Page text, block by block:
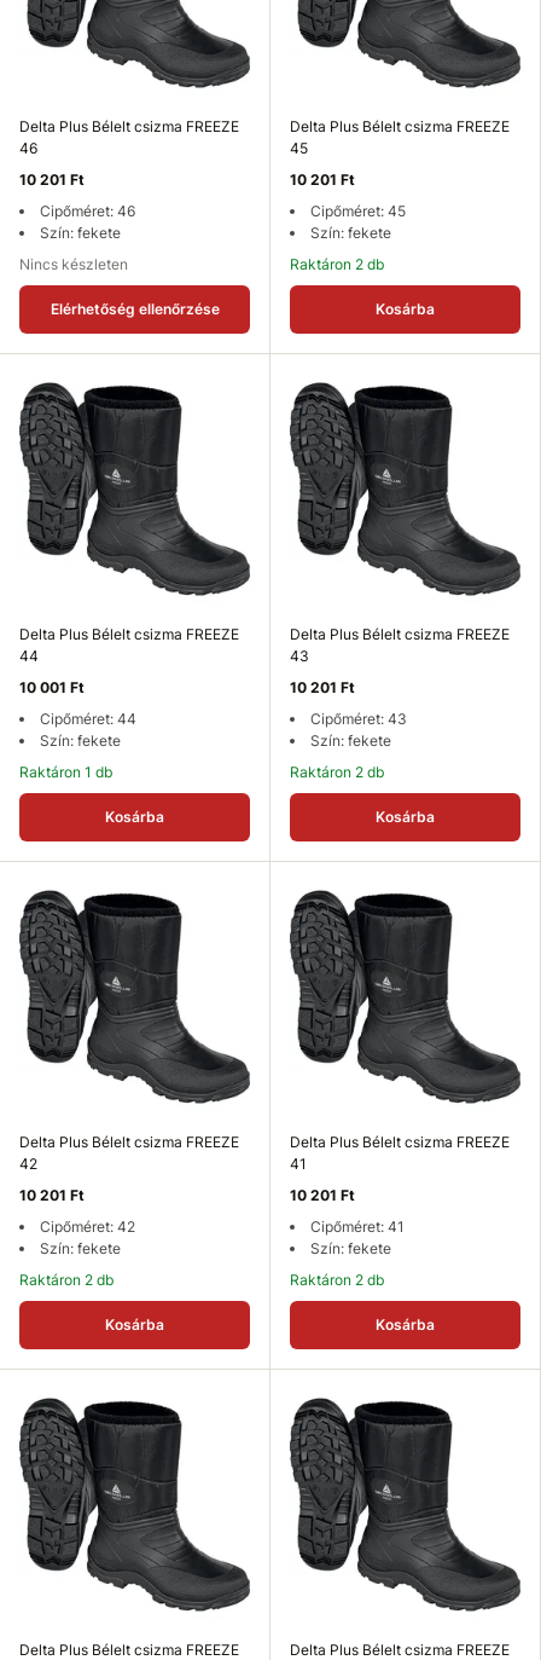
Delta Plus Bélelt csizma FREEZE
46
10 201 Ft
Cipőméret: 46
Szín: fekete
Nincs készleten
Elérhetőség ellenőrzése
Delta Plus Bélelt csizma FREEZE
45
10 201 Ft
Cipőméret: 45
Szín: fekete
Raktáron 2 db
Kosárba
Delta Plus Bélelt csizma FREEZE
44
10 001 Ft
Cipőméret: 44
Szín: fekete
Raktáron 1 db
Kosárba
Delta Plus Bélelt csizma FREEZE
43
10 201 Ft
Cipőméret: 43
Szín: fekete
Raktáron 2 db
Kosárba
Delta Plus Bélelt csizma FREEZE
42
10 201 Ft
Cipőméret: 42
Szín: fekete
Raktáron 2 db
Kosárba
Delta Plus Bélelt csizma FREEZE
41
10 201 Ft
Cipőméret: 41
Szín: fekete
Raktáron 2 db
Kosárba
Delta Plus Bélelt csizma FREEZE
Delta Plus Bélelt csizma FREEZE